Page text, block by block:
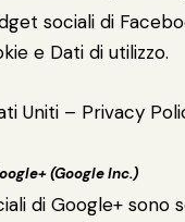
sociali di
e Dati di utilizzo.
Uniti – Privacy
(Google Inc.)
di Google+